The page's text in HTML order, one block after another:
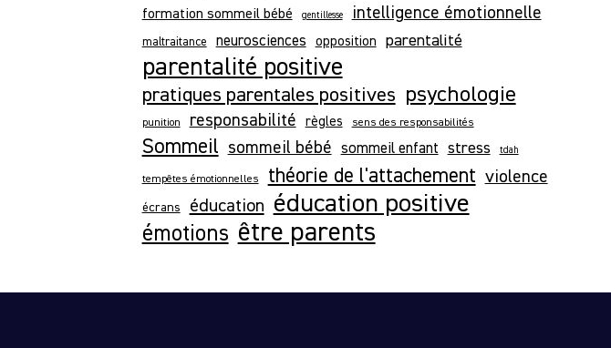
formation sommeil bébé gentillesse intelligence émotionnelle
maltraitance neurosciences opposition parentalité
parentalité positive
pratiques parentales positives psychologie
punition responsabilité règles sens des responsabilités
Sommeil sommeil bébé sommeil enfant stress tdah
tempêtes émotionnelles théorie de l'attachement violence
écrans éducation éducation positive
émotions être parents